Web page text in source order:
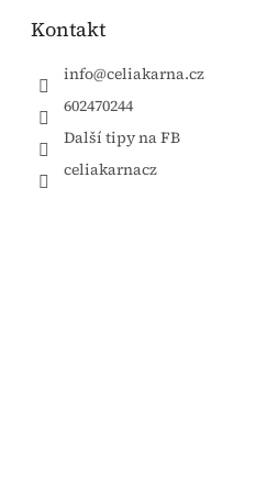
Kontakt
info@celiakarna.cz
602470244
Další tipy na FB
celiakarnacz